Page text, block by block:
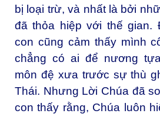
bị loại trừ, và nhất là bởi
đã thỏa hiệp với thế gian.
con cũng cảm thấy mình
chẳng có ai để nương
môn đệ xưa trước sự thù
Thái. Nhưng Lời Chúa đã
con thấy rằng, Chúa luôn